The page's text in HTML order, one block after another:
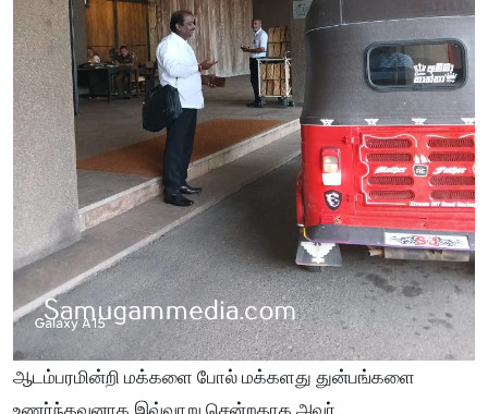
ஆடம்பரமின்றி மக்களை போல் மக்களது துன்பங்களை
உணர்ந்தவனாக இவ்வாறு சென்றதாக அவர்